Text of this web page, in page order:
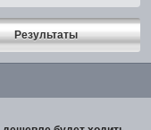
Результаты